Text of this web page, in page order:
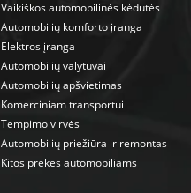
Vaikiškos automobilinės kėdutės
Automobilių komforto įranga
Elektros įranga
Automobilių valytuvai
Automobilių apšvietimas
Komerciniam transportui
Tempimo virvės
Automobilių priežiūra ir remontas
Kitos prekės automobiliams